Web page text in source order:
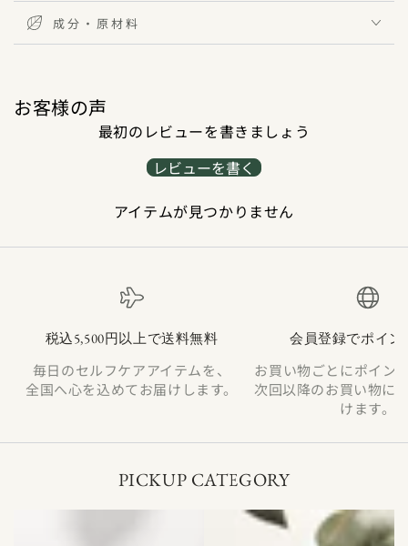
成分・原材料
お客様の声
最初のレビューを書きましょう
レビューを書く
アイテムが見つかりません
税込5,500円以上で送料無料
毎日のセルフケアアイテムを、
全国へ心を込めてお届けします。
会員登録でポイン
お買い物ごとにポイン
次回以降のお買い物に
けます。
PICKUP CATEGORY